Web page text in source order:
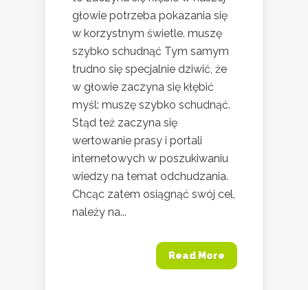
głowie potrzeba pokazania się
w korzystnym świetle. muszę
szybko schudnąć Tym samym
trudno się specjalnie dziwić, że
w głowie zaczyna się kłębić
myśl: muszę szybko schudnąć.
Stąd też zaczyna się
wertowanie prasy i portali
internetowych w poszukiwaniu
wiedzy na temat odchudzania.
Chcąc zatem osiągnąć swój cel,
należy na...
Read More